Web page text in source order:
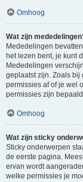
Omhoog
Wat zijn
Mededelingen
het lezen bent, je kunt
Mededelingen
geplaatst zijn. Zoals bij
permissies af of je wel
permissies zijn
Omhoog
Wat zijn sticky
Sticky onderwerpen
de eerste pagina.
ervan wordt
welke permissies je